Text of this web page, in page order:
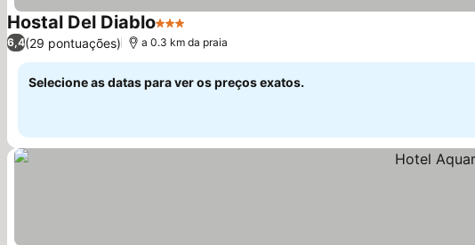
Hostal Del Diablo3 Estrelas
6,4(29 pontuações) a 0.3 km da praia
Selecione as datas para ver os preços exatos.